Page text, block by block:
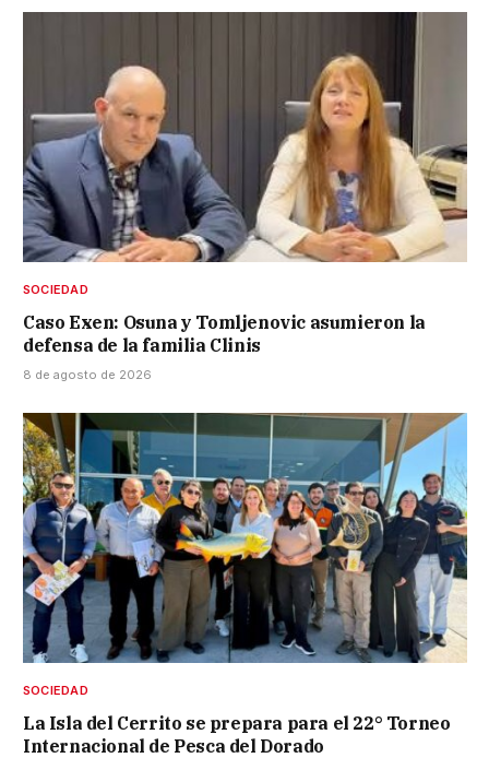
SOCIEDAD
Caso Exen: Osuna y Tomljenovic asumieron la
defensa de la familia Clinis
8 de agosto de 2026
SOCIEDAD
La Isla del Cerrito se prepara para el 22° Torneo
Internacional de Pesca del Dorado